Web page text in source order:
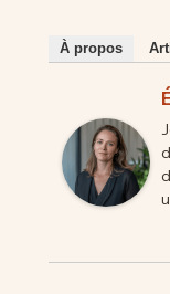
À propos